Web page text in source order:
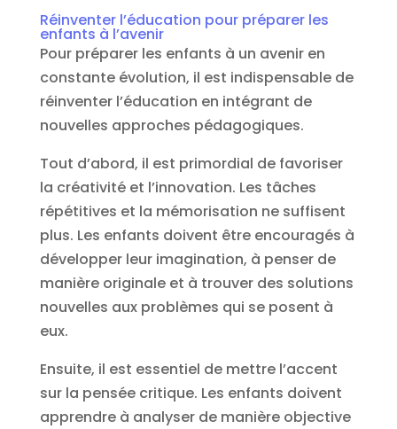
Réinventer l’éducation pour préparer les
enfants à l’avenir
Pour préparer les enfants à un avenir en
constante évolution, il est indispensable de
réinventer l’éducation en intégrant de
nouvelles approches pédagogiques.
Tout d’abord, il est primordial de favoriser
la créativité et l’innovation. Les tâches
répétitives et la mémorisation ne suffisent
plus. Les enfants doivent être encouragés à
développer leur imagination, à penser de
manière originale et à trouver des solutions
nouvelles aux problèmes qui se posent à
eux.
Ensuite, il est essentiel de mettre l’accent
sur la pensée critique. Les enfants doivent
apprendre à analyser de manière objective